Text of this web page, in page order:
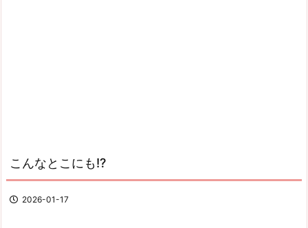
こんなとこにも!?
2026-01-17